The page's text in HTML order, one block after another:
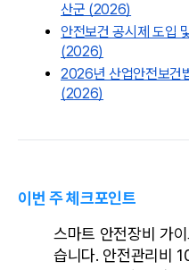
산군 (2026)
안전보건 공시제 도입
(2026)
2026년 산업안전보건
(2026)
이번 주 체크포인트
스마트 안전장비 가
습니다. 안전관리비